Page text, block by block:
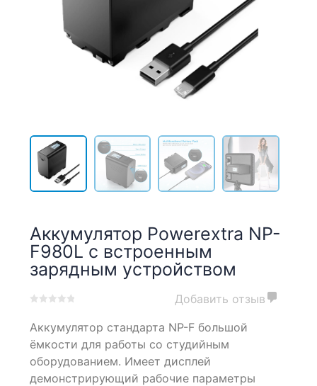
Аккумулятор Powerextra NP-
F980L с встроенным
зарядным устройством
out
on
customer
Добавить отзыв
Аккумулятор стандарта NP-F большой
ёмкости для работы со студийным
оборудованием. Имеет дисплей
демонстрирующий рабочие параметры